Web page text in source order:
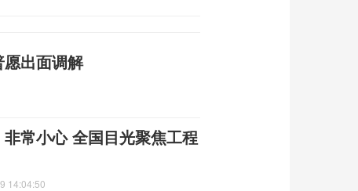
出面调解
常小心 全国目光聚焦工程
14:04:50